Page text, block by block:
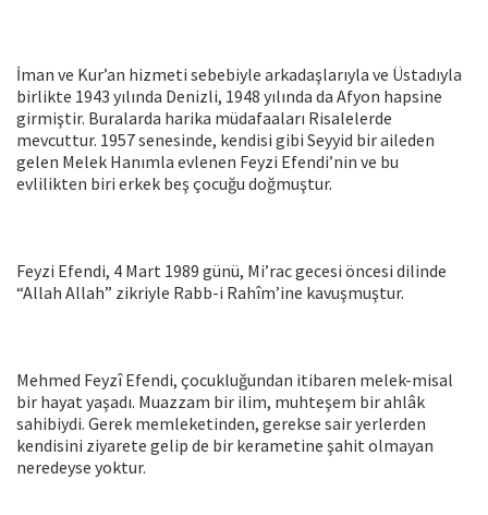
İman ve Kur’an hizmeti sebebiyle arkadaşlarıyla ve Üstadıyla
birlikte 1943 yılında Denizli, 1948 yılında da Afyon hapsine
girmiştir. Buralarda harika müdafaaları Risalelerde
mevcuttur. 1957 senesinde, kendisi gibi Seyyid bir aileden
gelen Melek Hanımla evlenen Feyzi Efendi’nin ve bu
evlilikten biri erkek beş çocuğu doğmuştur.
Feyzi Efendi, 4 Mart 1989 günü, Mi’rac gecesi öncesi dilinde
“Allah Allah” zikriyle Rabb-i Rahîm’ine kavuşmuştur.
Mehmed Feyzî Efendi, çocukluğundan itibaren melek-misal
bir hayat yaşadı. Muazzam bir ilim, muhteşem bir ahlâk
sahibiydi. Gerek memleketinden, gerekse sair yerlerden
kendisini ziyarete gelip de bir kerametine şahit olmayan
neredeyse yoktur.